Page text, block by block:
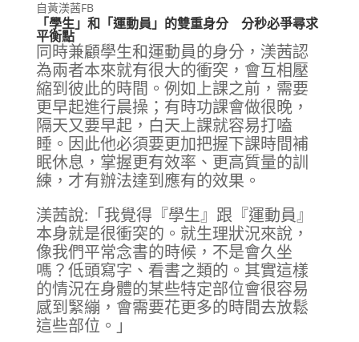
自黃渼茜FB
「學生」和「運動員」的雙重身分 分秒必爭尋求
平衡點
同時兼顧學生和運動員的身分，渼茜認
為兩者本來就有很大的衝突，會互相壓
縮到彼此的時間。例如上課之前，需要
更早起進行晨操；有時功課會做很晚，
隔天又要早起，白天上課就容易打嗑
睡。因此他必須要更加把握下課時間補
眠休息，掌握更有效率、更高質量的訓
練，才有辦法達到應有的效果。
渼茜說:「我覺得『學生』跟『運動員』
本身就是很衝突的。就生理狀況來說，
像我們平常念書的時候，不是會久坐
嗎？低頭寫字、看書之類的。其實這樣
的情況在身體的某些特定部位會很容易
感到緊繃，會需要花更多的時間去放鬆
這些部位。」